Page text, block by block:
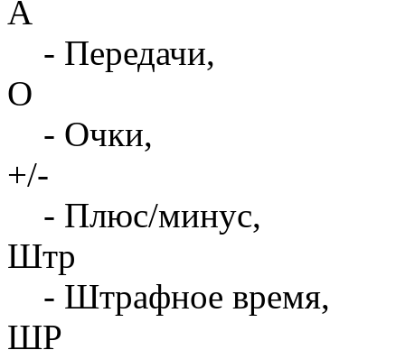
А
- Передачи,
О
- Очки,
+/-
- Плюс/минус,
Штр
- Штрафное время,
ШР